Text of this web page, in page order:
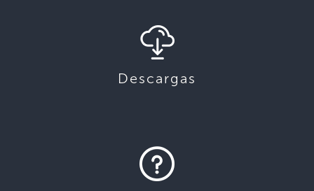
Descargas